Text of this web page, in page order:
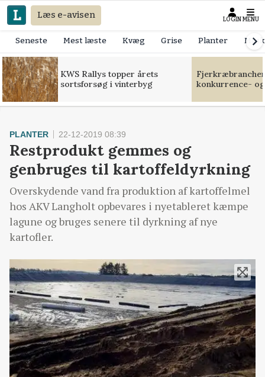
Læs e-avisen LOGIN MENU
Seneste Mest læste Kvæg Grise Planter
KWS Rallys topper årets
sortsforsøg i vinterbyg
konkurrence-
PLANTER 22-12-2019 08:39
Restprodukt gemmes og
genbruges til kartoffeldyrkning
Overskydende vand fra produktion af kartoffelmel
hos AKV Langholt opbevares i nyetableret kæmpe
lagune og bruges senere til dyrkning af nye
kartofler.